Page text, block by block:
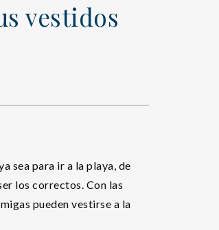
vestidos
sea para ir a la playa, de
los correctos. Con las
pueden vestirse a la